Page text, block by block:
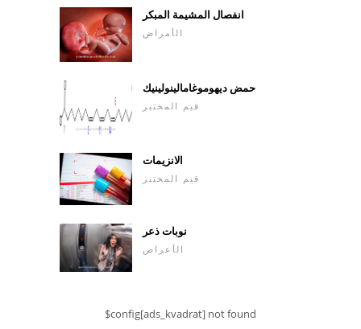
انفصال المشيمة المبكر
الأمراض
حمض ديهوموغامالينولينيك
قيم المختبر
الانزيمات
قيم المختبر
نوبات ذعر
الأعراض
$config[ads_kvadrat] not found